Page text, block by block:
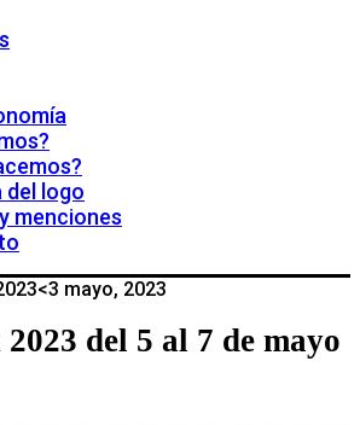
del logo
menciones
<3 mayo, 2023
del 5 al 7 de mayo